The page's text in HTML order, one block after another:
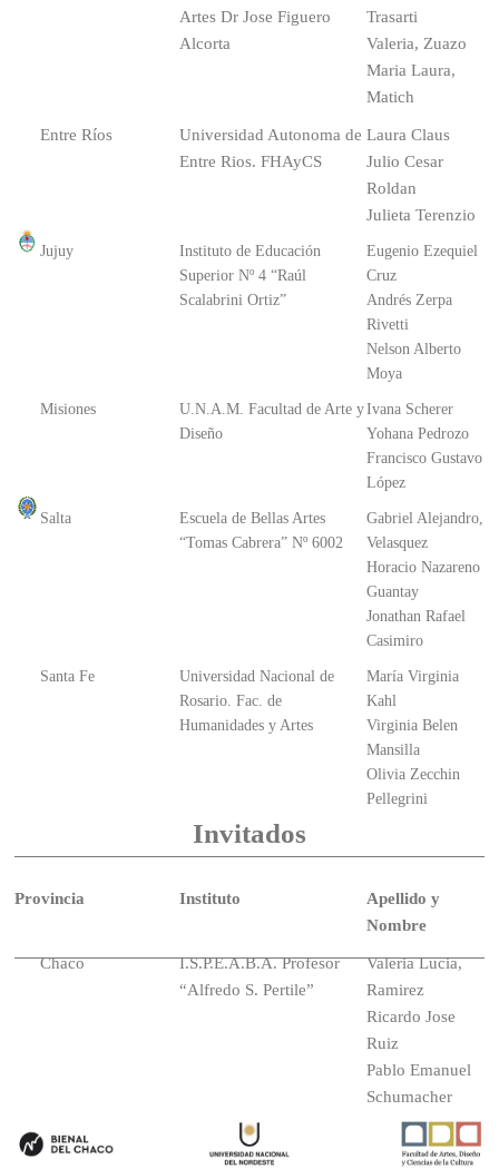
Artes Dr Jose Figuero
Alcorta
Trasarti
Valeria, Zuazo
Maria Laura,
Matich
Entre Ríos
Universidad Autonoma de
Entre Rios. FHAyCS
Laura Claus
Julio Cesar
Roldan
Julieta Terenzio
Jujuy
Instituto de Educación
Superior Nº 4 “Raúl
Scalabrini Ortiz”
Eugenio Ezequiel
Cruz
Andrés Zerpa
Rivetti
Nelson Alberto
Moya
Misiones
U.N.A.M. Facultad de Arte y
Diseño
Ivana Scherer
Yohana Pedrozo
Francisco Gustavo
López
Salta
Escuela de Bellas Artes
“Tomas Cabrera” Nº 6002
Gabriel Alejandro,
Velasquez
Horacio Nazareno
Guantay
Jonathan Rafael
Casimiro
Santa Fe
Universidad Nacional de
Rosario. Fac. de
Humanidades y Artes
María Virginia
Kahl
Virginia Belen
Mansilla
Olivia Zecchin
Pellegrini
Invitados
Provincia Instituto
Apellido y
Nombre
Chaco
I.S.P.E.A.B.A. Profesor
“Alfredo S. Pertile”
Valeria Lucia,
Ramirez
Ricardo Jose
Ruiz
Pablo Emanuel
Schumacher